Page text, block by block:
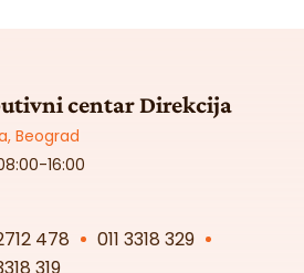
centar Direkcija
Beograd
16:00
478
011 3318 329
319